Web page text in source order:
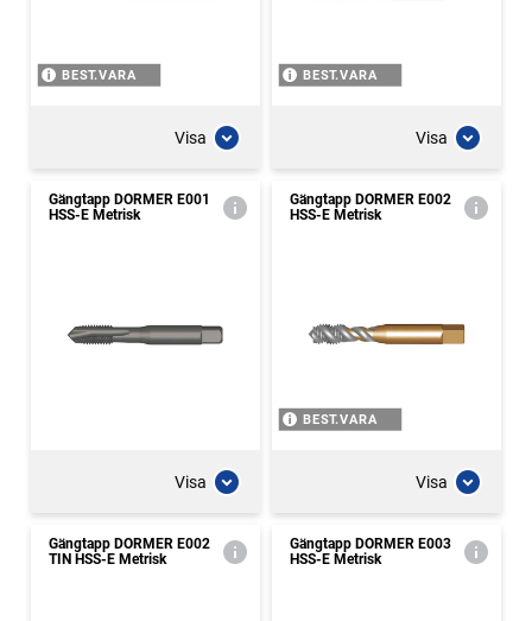
BEST.VARA
Visa
BEST.VARA
Visa
Gängtapp DORMER E001
HSS-E Metrisk
Visa
Gängtapp DORMER E002
HSS-E Metrisk
BEST.VARA
Visa
Gängtapp DORMER E002
TIN HSS-E Metrisk
Gängtapp DORMER E003
HSS-E Metrisk